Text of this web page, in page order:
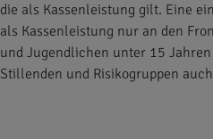
die als Kassenleistung gilt. Eine
als Kassenleistung nur an den
und Jugendlichen unter 15
Stillenden und Risikogruppen